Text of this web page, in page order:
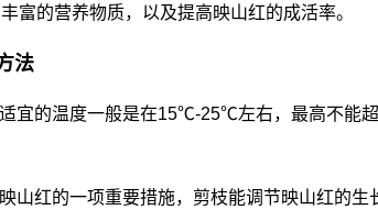
富的营养物质，以及提高映山红的成活率。
法
宜的温度一般是在15℃-25℃左右，最高不能
山红的一项重要措施，剪枝能调节映山红的